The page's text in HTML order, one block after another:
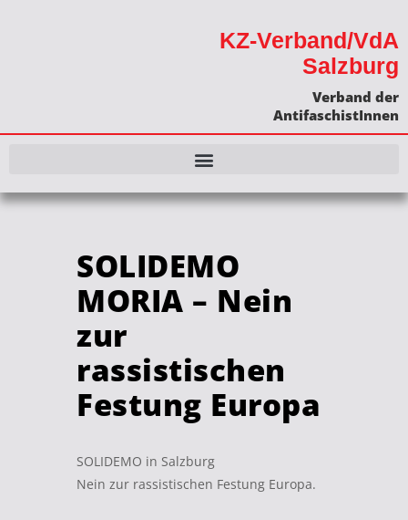
KZ-Verband/VdA
Salzburg
Verband der
AntifaschistInnen
SOLIDEMO
MORIA – Nein
zur
rassistischen
Festung Europa
SOLIDEMO in Salzburg
Nein zur rassistischen Festung Europa.